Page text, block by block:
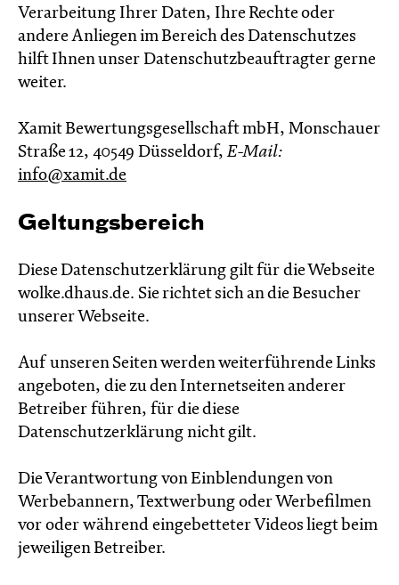
Verarbeitung Ihrer Daten, Ihre Rechte oder
andere Anliegen im Bereich des Datenschutzes
hilft Ihnen unser Datenschutzbeauftragter gerne
weiter.
Xamit Bewertungsgesellschaft mbH, Monschauer
Straße 12, 40549 Düsseldorf,E-Mail:
info@xamit.de
Geltungsbereich
Diese Datenschutzerklärung gilt für die Webseite
wolke.dhaus.de. Sie richtet sich an die Besucher
unserer Webseite.
Auf unseren Seiten werden weiterführende Links
angeboten, die zu den Internetseiten anderer
Betreiber führen, für die diese
Datenschutzerklärung nicht gilt.
Die Verantwortung von Einblendungen von
Werbebannern, Textwerbung oder Werbefilmen
vor oder während eingebetteter Videos liegt beim
jeweiligen Betreiber.